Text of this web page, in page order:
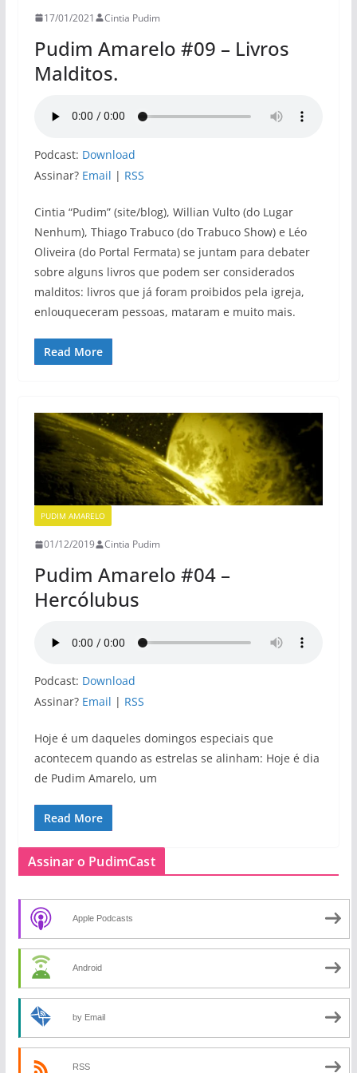
17/01/2021 Cintia Pudim
Pudim Amarelo #09 – Livros
Malditos.
Podcast: Download
Assinar? Email | RSS
Cintia “Pudim” (site/blog), Willian Vulto (do Lugar
Nenhum), Thiago Trabuco (do Trabuco Show) e Léo
Oliveira (do Portal Fermata) se juntam para debater
sobre alguns livros que podem ser considerados
malditos: livros que já foram proibidos pela igreja,
enlouqueceram pessoas, mataram e muito mais.
Read More
PUDIM AMARELO
01/12/2019 Cintia Pudim
Pudim Amarelo #04 –
Hercólubus
Podcast: Download
Assinar? Email | RSS
Hoje é um daqueles domingos especiais que
acontecem quando as estrelas se alinham: Hoje é dia
de Pudim Amarelo, um
Read More
Assinar o PudimCast
Apple Podcasts
Android
by Email
RSS